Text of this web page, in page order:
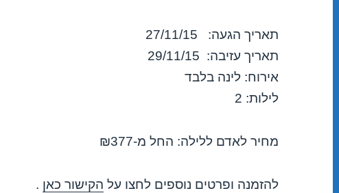
תאריך הגעה: 27/11/15
תאריך עזיבה: 29/11/15
אירוח: לינה בלבד
לילות: 2
מחיר לאדם ללילה: החל מ-₪377
להזמנה ופרטים נוספים לחצו על הקישור כאן .